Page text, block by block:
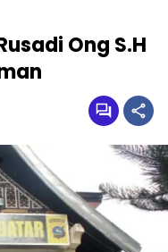
Ong S.H